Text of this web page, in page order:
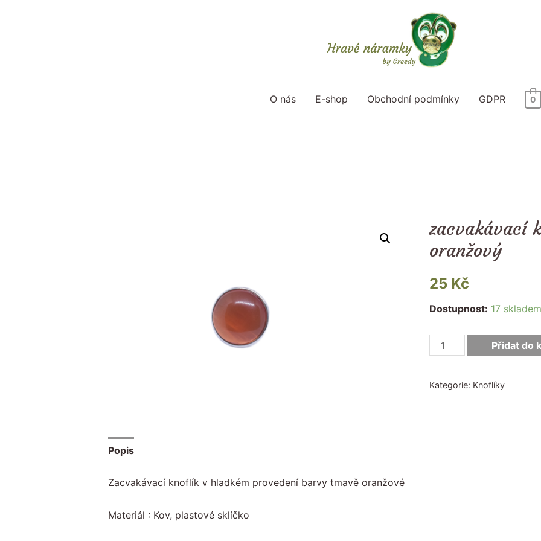
O nás E-shop Obchodní podmínky GDPR 0
zacvakávací
oranžový
25 Kč
Dostupnost: 17 skladem
Přidat do
Kategorie: Knoflíky
Popis
Zacvakávací knoflík v hladkém provedení barvy tmavě oranžové
Materiál : Kov, plastové sklíčko